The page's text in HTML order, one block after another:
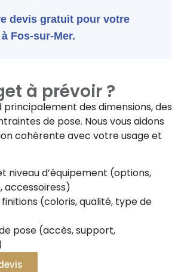
devis gratuit pour votre
Fos-sur-Mer.
à prévoir ?
principalement des dimensions, des
de pose. Nous vous aidons
cohérente avec votre usage et
niveau d’équipement (options,
accessoiress)
(coloris, qualité, type de
pose (accès, support,